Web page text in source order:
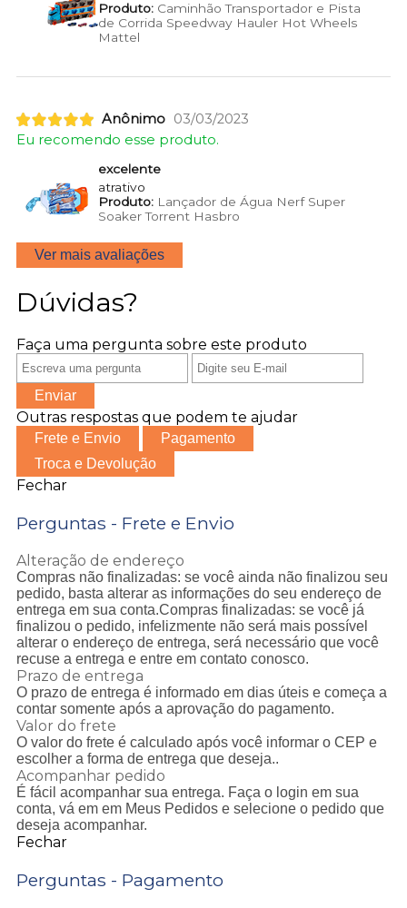
Produto:Caminhão Transportador e Pista
de Corrida Speedway Hauler Hot Wheels
Mattel
Anônimo 03/03/2023
Eu recomendo esse produto.
excelente
atrativo
Produto:Lançador de Água Nerf Super
Soaker Torrent Hasbro
Ver mais avaliações
Dúvidas?
Faça uma pergunta sobre este produto
Enviar
Outras respostas que podem te ajudar
Frete e Envio
Pagamento
Troca e Devolução
Fechar
Perguntas - Frete e Envio
Alteração de endereço
Compras não finalizadas: se você ainda não finalizou seu
pedido, basta alterar as informações do seu endereço de
entrega em sua conta.Compras finalizadas: se você já
finalizou o pedido, infelizmente não será mais possível
alterar o endereço de entrega, será necessário que você
recuse a entrega e entre em contato conosco.
Prazo de entrega
O prazo de entrega é informado em dias úteis e começa a
contar somente após a aprovação do pagamento.
Valor do frete
O valor do frete é calculado após você informar o CEP e
escolher a forma de entrega que deseja..
Acompanhar pedido
É fácil acompanhar sua entrega. Faça o login em sua
conta, vá em em Meus Pedidos e selecione o pedido que
deseja acompanhar.
Fechar
Perguntas - Pagamento